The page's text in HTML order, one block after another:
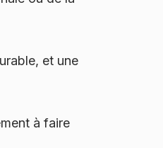
et une
à faire